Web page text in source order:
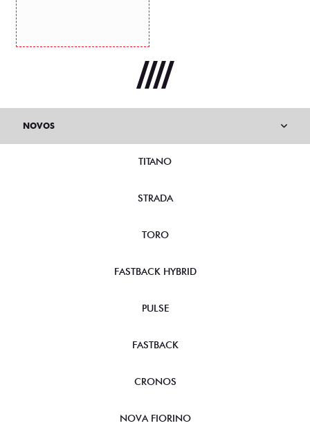
NOVOS
TITANO
STRADA
TORO
FASTBACK HYBRID
PULSE
FASTBACK
CRONOS
NOVA FIORINO